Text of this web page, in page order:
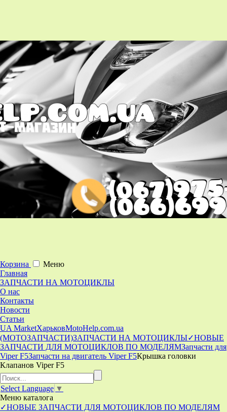
Корзина
Меню
Главная
ЗАПЧАСТИ НА МОТОЦИКЛЫ
О нас
Контакты
Новости
Статьи
UA MarketХарьковMotoHelp.com.ua
(МОТОЗАПЧАСТИ)ЗАПЧАСТИ НА МОТОЦИКЛЫ✓НОВЫЕ
ЗАПЧАСТИ ДЛЯ МОТОЦИКЛОВ ПО МОДЕЛЯМЗапчасти для
Viper F5Запчасти на двигатель Viper F5Крышка головки
Клапанов Viper F5
Select Language ▼
Меню каталога
✓НОВЫЕ ЗАПЧАСТИ ДЛЯ МОТОЦИКЛОВ ПО МОДЕЛЯМ